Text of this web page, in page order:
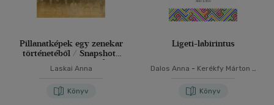
Pillanatképek egy zenekar
történetéből / Snapshots
From the History of an
Orchestra
Laskai Anna
Könyv
Ligeti-labirintus
Dalos Anna - Kerékfy Márton -
Könyv